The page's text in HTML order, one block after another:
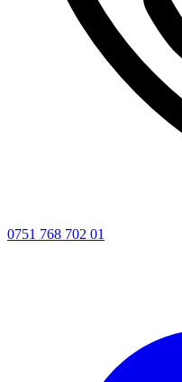
0751 768 702 01